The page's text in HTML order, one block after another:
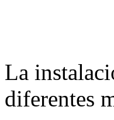
La
diferentes